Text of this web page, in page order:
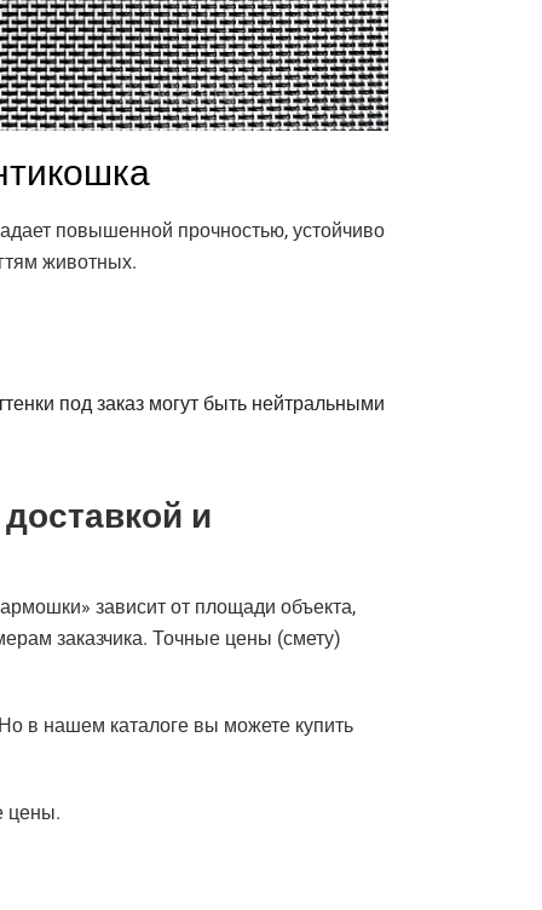
повышенной прочностью, устойчиво
животных.
под заказ могут быть нейтральными
и
зависит от площади объекта,
заказчика. Точные цены (смету)
в нашем каталоге вы можете купить
цены.